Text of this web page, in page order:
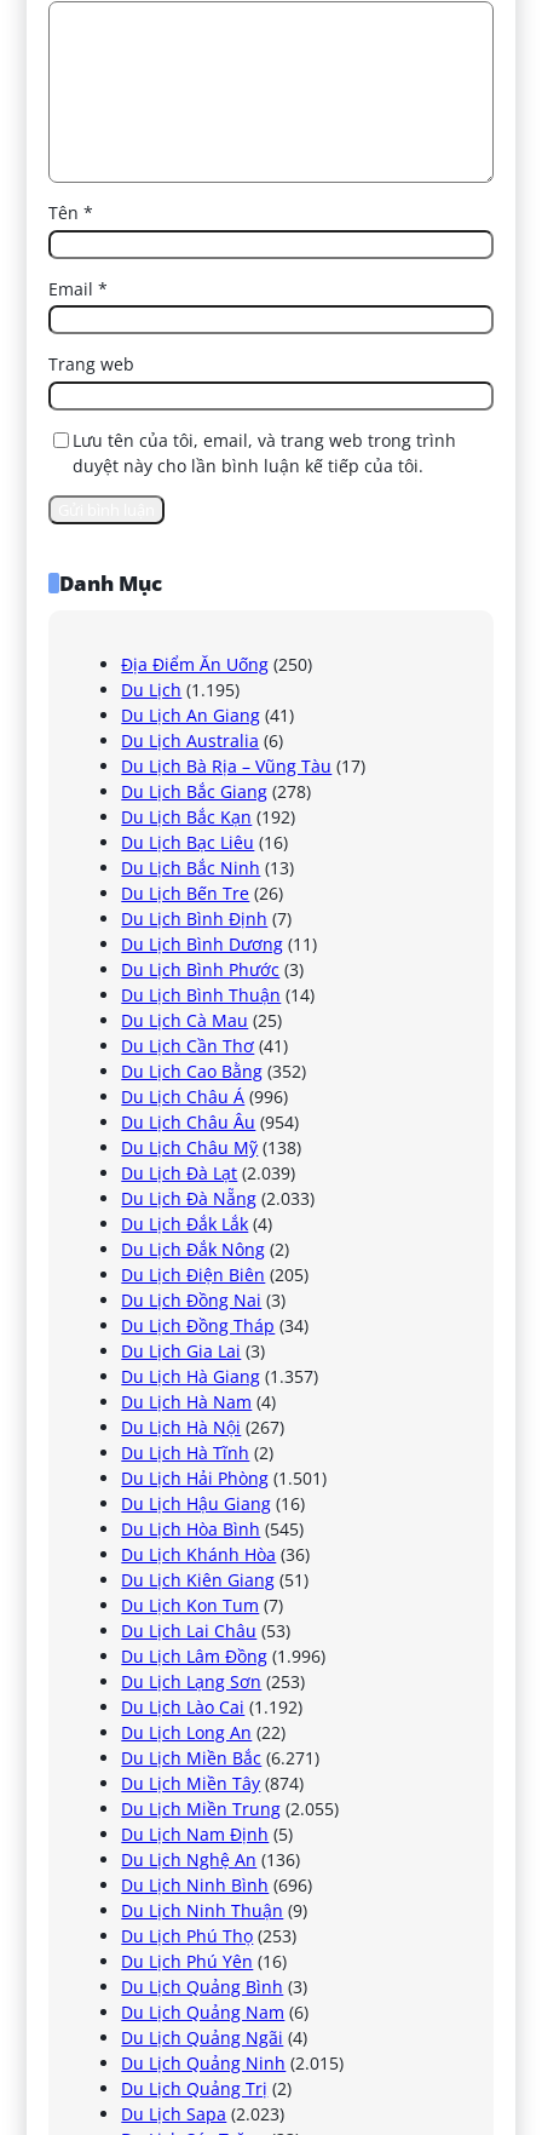
Tên*
Email*
Trang web
Lưu tên của tôi, email, và trang web trong trình
duyệt này cho lần bình luận kế tiếp của tôi.
Danh Mục
Địa Điểm Ăn Uống (250)
Du Lịch (1.195)
Du Lịch An Giang (41)
Du Lịch Australia (6)
Du Lịch Bà Rịa – Vũng Tàu (17)
Du Lịch Bắc Giang (278)
Du Lịch Bắc Kạn (192)
Du Lịch Bạc Liêu (16)
Du Lịch Bắc Ninh (13)
Du Lịch Bến Tre (26)
Du Lịch Bình Định (7)
Du Lịch Bình Dương (11)
Du Lịch Bình Phước (3)
Du Lịch Bình Thuận (14)
Du Lịch Cà Mau (25)
Du Lịch Cần Thơ (41)
Du Lịch Cao Bằng (352)
Du Lịch Châu Á (996)
Du Lịch Châu Âu (954)
Du Lịch Châu Mỹ (138)
Du Lịch Đà Lạt (2.039)
Du Lịch Đà Nẵng (2.033)
Du Lịch Đắk Lắk (4)
Du Lịch Đắk Nông (2)
Du Lịch Điện Biên (205)
Du Lịch Đồng Nai (3)
Du Lịch Đồng Tháp (34)
Du Lịch Gia Lai (3)
Du Lịch Hà Giang (1.357)
Du Lịch Hà Nam (4)
Du Lịch Hà Nội (267)
Du Lịch Hà Tĩnh (2)
Du Lịch Hải Phòng (1.501)
Du Lịch Hậu Giang (16)
Du Lịch Hòa Bình (545)
Du Lịch Khánh Hòa (36)
Du Lịch Kiên Giang (51)
Du Lịch Kon Tum (7)
Du Lịch Lai Châu (53)
Du Lịch Lâm Đồng (1.996)
Du Lịch Lạng Sơn (253)
Du Lịch Lào Cai (1.192)
Du Lịch Long An (22)
Du Lịch Miền Bắc (6.271)
Du Lịch Miền Tây (874)
Du Lịch Miền Trung (2.055)
Du Lịch Nam Định (5)
Du Lịch Nghệ An (136)
Du Lịch Ninh Bình (696)
Du Lịch Ninh Thuận (9)
Du Lịch Phú Thọ (253)
Du Lịch Phú Yên (16)
Du Lịch Quảng Bình (3)
Du Lịch Quảng Nam (6)
Du Lịch Quảng Ngãi (4)
Du Lịch Quảng Ninh (2.015)
Du Lịch Quảng Trị (2)
Du Lịch Sapa (2.023)